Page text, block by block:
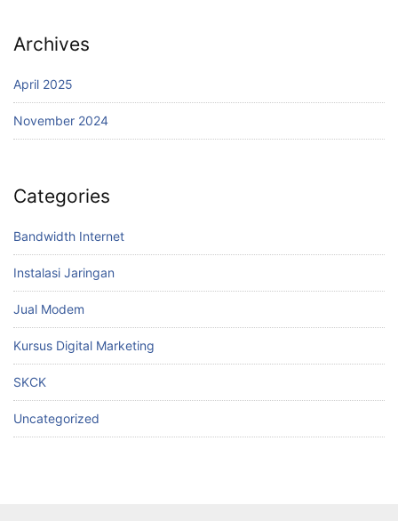
Archives
April 2025
November 2024
Categories
Bandwidth Internet
Instalasi Jaringan
Jual Modem
Kursus Digital Marketing
SKCK
Uncategorized